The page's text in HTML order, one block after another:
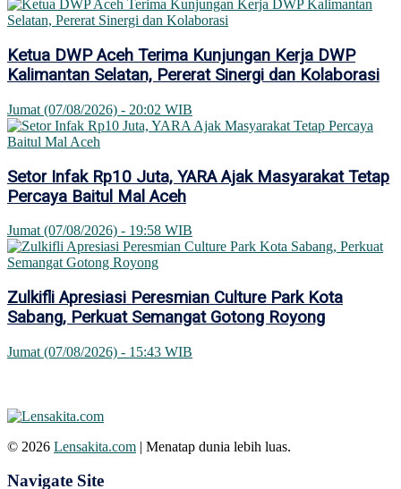
Ketua DWP Aceh Terima Kunjungan Kerja DWP
Kalimantan Selatan, Pererat Sinergi dan Kolaborasi
Jumat (07/08/2026) - 20:02 WIB
Setor Infak Rp10 Juta, YARA Ajak Masyarakat Tetap
Percaya Baitul Mal Aceh
Jumat (07/08/2026) - 19:58 WIB
Zulkifli Apresiasi Peresmian Culture Park Kota
Sabang, Perkuat Semangat Gotong Royong
Jumat (07/08/2026) - 15:43 WIB
© 2026 Lensakita.com | Menatap dunia lebih luas.
Navigate Site